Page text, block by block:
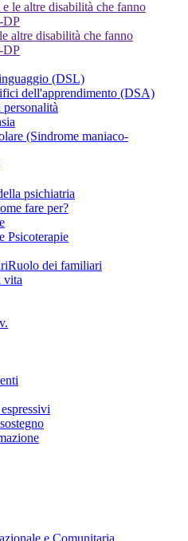
altre disabilità che fanno
DP
(DSL)
dell'apprendimento (DSA)
(Sindrome maniaco-
psichiatria
fare per?
Psicoterapie
Ruolo dei familiari
vita
e Comunitaria